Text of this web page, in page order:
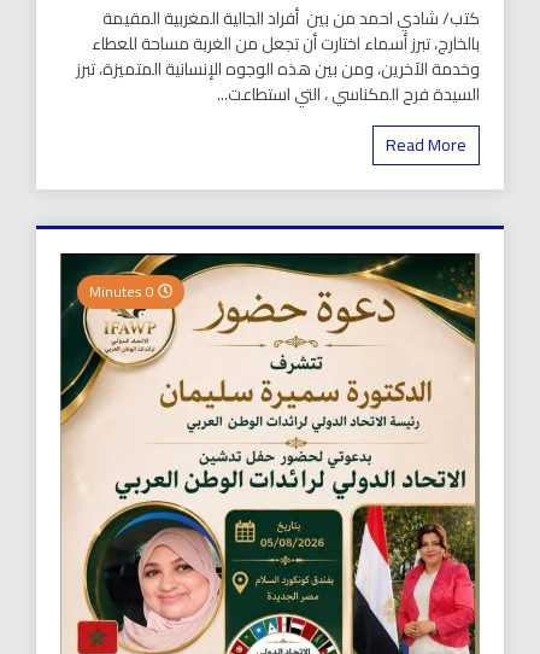
كتب/ شادي احمد من بين أفراد الجالية المغربية المقيمة
بالخارج، تبرز أسماء اختارت أن تجعل من الغربة مساحة للعطاء
وخدمة الآخرين، ومن بين هذه الوجوه الإنسانية المتميزة، تبرز
السيدة فرح المكناسي ، التي استطاعت...
Read More